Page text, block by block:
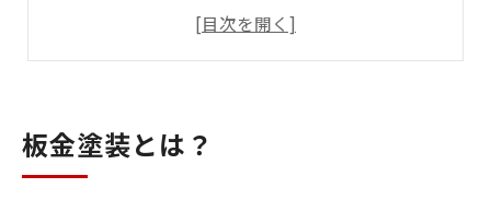
板金塗装の工程とポイント
まとめ
よくある質問
板金塗装とは？